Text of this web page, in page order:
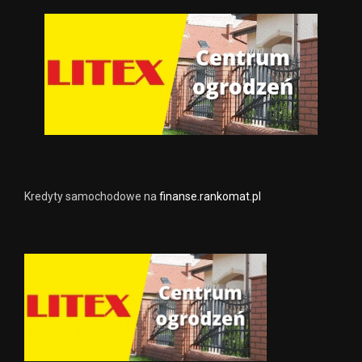
Kredyty samochodowe na finanse.rankomat.pl